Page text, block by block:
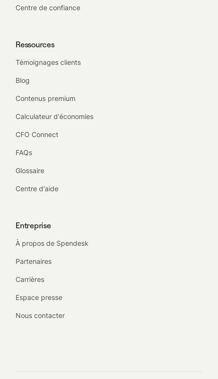
Centre de confiance
Ressources
Témoignages clients
Blog
Contenus premium
Calculateur d'économies
CFO Connect
FAQs
Glossaire
Centre d'aide
Entreprise
À propos de Spendesk
Partenaires
Carrières
Espace presse
Nous contacter